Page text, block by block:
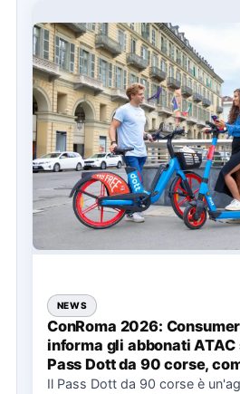
NEWS
ConRoma 2026:
informa gli abbonati
Pass Dott da 90 corse,
cosa spetta in caso di
Il Pass Dott da 90 corse è